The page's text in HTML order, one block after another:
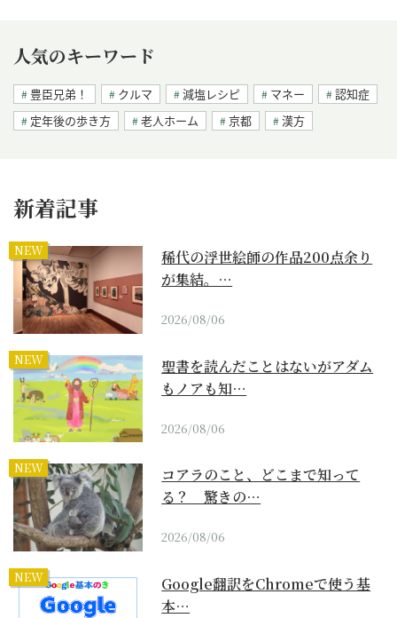
人気のキーワード
豊臣兄弟！ クルマ 減塩レシピ マネー
認知症
定年後の歩き方
老人ホーム 京都 漢方
新着記事
NEW
稀代の浮世絵師の作品200点余り
が集結。…
2026/08/06
NEW
聖書を読んだことはないがアダム
もノアも知…
2026/08/06
NEW
コアラのこと、どこまで知って
る？ 驚きの…
2026/08/06
NEW
Google翻訳をChromeで使う基
本…